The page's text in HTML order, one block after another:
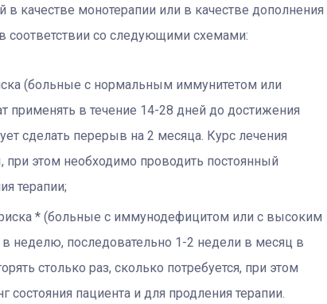
в качестве монотерапии или в качестве дополнения
соответствии со следующими схемами:
(больные с нормальным иммунитетом или
применять в течение 14-28 дней до достижения
сделать перерыв на 2 месяца. Курс лечения
этом необходимо проводить постоянный
терапии;
* (больные с иммунодефицитом или с высоким
неделю, последовательно 1-2 недели в месяц в
столько раз, сколько потребуется, при этом
пациента и для продления терапии.